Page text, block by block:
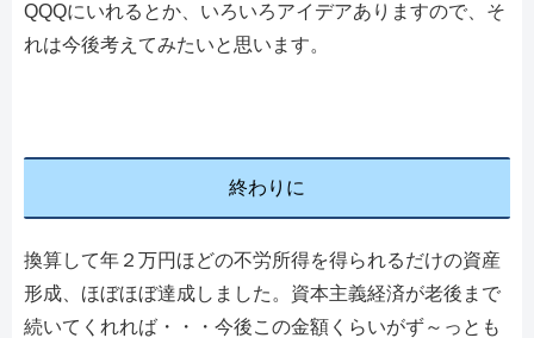
QQQにいれるとか、いろいろアイデアありますので、そ
れは今後考えてみたいと思います。
終わりに
換算して年２万円ほどの不労所得を得られるだけの資産
形成、ほぼほぼ達成しました。資本主義経済が老後まで
続いてくれれば・・・今後この金額くらいがず～っとも